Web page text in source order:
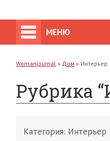
МЕНЮ
Womanjournal » Дом » Интерьер
Рубрика
Категория: Интерьер